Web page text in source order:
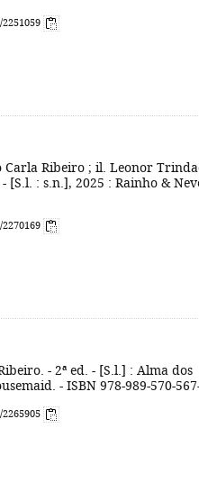
Carla Ribeiro ; il. Leonor
[S.l. : s.n.], 2025 : Rainho &
- 2ª ed. - [S.l.] : Alma dos
- ISBN 978-989-570-